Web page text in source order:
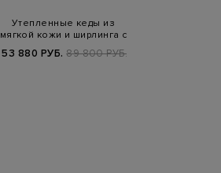
Утепленные кеды из
мягкой кожи и ширлинга с
53 880 РУБ. 89 800 РУБ.